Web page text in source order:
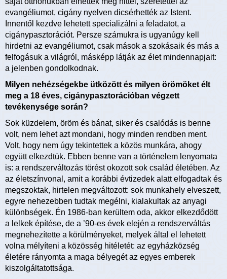
evangéliumot, cigány nyelven dicsérhették az Istent.
Innentől kezdve lehetett specializálni a feladatot, a
cigánypasztorációt. Persze számukra is ugyanúgy kell
hirdetni az evangéliumot, csak mások a szokásaik és más a
felfogásuk a világról, másképp látják az élet mindennapjait:
a jelenben gondolkodnak.
Milyen nehézségekbe ütközött és milyen örömöket élt
meg a 18 éves, cigánypasztorációban végzett
tevékenysége során?
Sok küzdelem, öröm és bánat, siker és csalódás is benne
volt, nem lehet azt mondani, hogy minden rendben ment.
Volt, hogy nem úgy tekintettek a közös munkára, ahogy
együtt elkezdtük. Ebben benne van a történelem lenyomata
is: a rendszerváltozás törést okozott sok család életében. Az
az életszínvonal, amit a korábbi évtizedek alatt elfogadtak és
megszoktak, hirtelen megváltozott: sok munkahely elveszett,
egyre nehezebben tudtak megélni, kialakultak az anyagi
különbségek. Én 1986-ban kerültem oda, akkor elkezdődött
a lelkek építése, de a ’90-es évek elején a rendszerváltás
megnehezítette a körülményeket, melyek által el lehetett
volna mélyíteni a közösség hitéletét: az egyházközség
életére rányomta a maga bélyegét az egyes emberek
kiszolgáltatottsága.